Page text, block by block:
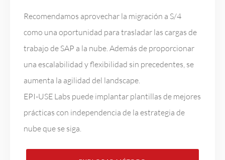
Recomendamos aprovechar la migración a S/4
como una oportunidad para trasladar las cargas de
trabajo de SAP a la nube. Además de proporcionar
una escalabilidad y flexibilidad sin precedentes, se
aumenta la agilidad del landscape.
EPI-USE Labs puede implantar plantillas de mejores
prácticas con independencia de la estrategia de
nube que se siga.